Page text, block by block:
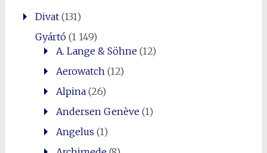
Divat(131)
Gyártó(1 149)
A. Lange & Söhne(12)
Aerowatch (12)
Alpina(26)
Andersen Genève(1)
Angelus (1)